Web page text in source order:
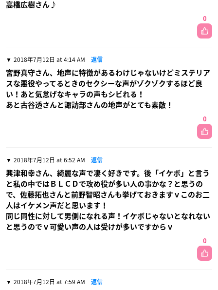
高橋広樹さん♪
0
2018年7月12日 at 4:14 AM 返信
宮野真守さん、地声に特徴があるわけじゃないけどミステリア
スな悪役やってるときのセクシーな声がゾクゾクするほど良
い！あと気怠げなキャラの声もシビれる！
あと古谷透さんと諏訪部さんの地声がとても素敵！
0
2018年7月12日 at 6:52 AM 返信
興津和幸さん、綺麗な声で凄く好きです。後「イケボ」と言う
と私の中ではＢＬＣＤで攻め役が多い人の事かな？と思うの
で、佐藤拓也さんと前野智昭さんも挙げておきますｖこのお二
人はイケメン声だと思います！
同じ同性に対して男側になれる声！イケボじゃないとなれない
と思うのでｖ可愛い声の人は受けが多いですからｖ
0
2018年7月12日 at 7:59 AM 返信